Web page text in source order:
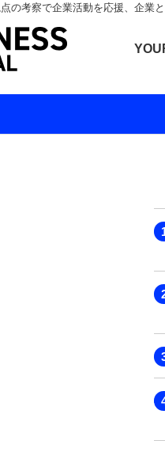
の考察で企業活動を応援、企業
IVS
AI